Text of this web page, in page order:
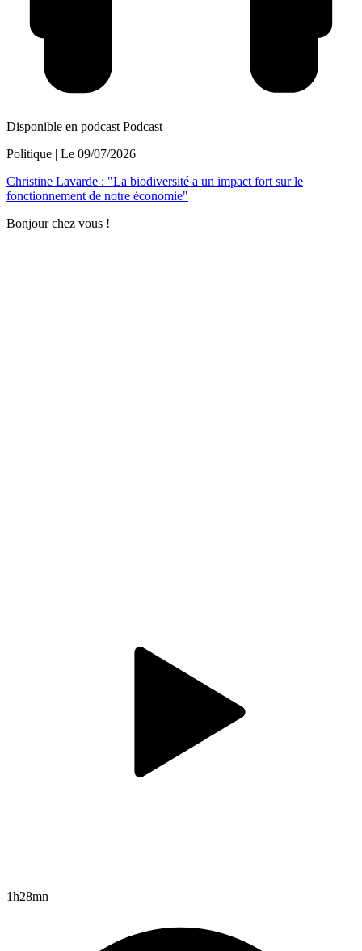
Disponible en podcast Podcast
Politique | Le 09/07/2026
Christine Lavarde : "La biodiversité a un impact fort sur le
fonctionnement de notre économie"
Bonjour chez vous !
1h28mn